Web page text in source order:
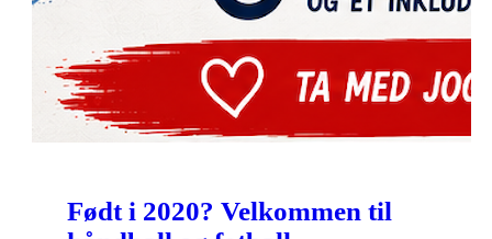
Født i 2020? Velkommen til